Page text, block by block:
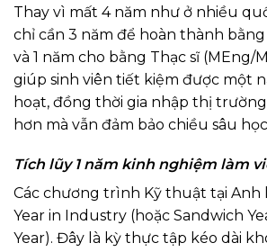
Thay vì mất 4 năm như ở nhiều
chỉ cần 3 năm để hoàn thành
và 1 năm cho bằng Thạc sĩ (MEng/
giúp sinh viên tiết kiệm được một
hoạt, đồng thời gia nhập thị
hơn mà vẫn đảm bảo chiều sâu
Tích lũy 1 năm kinh nghiệm làm
Các chương trình Kỹ thuật tại Anh
Year in Industry (hoặc Sandwich
Year). Đây là kỳ thực tập kéo dài